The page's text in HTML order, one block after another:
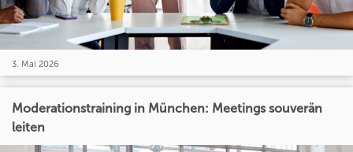
3. Mai 2026
Moderationstraining in München: Meetings souverän
leiten